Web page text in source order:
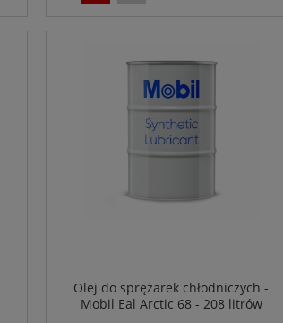
Olej do sprężarek chłodniczych -
Mobil Eal Arctic 68 - 208 litrów